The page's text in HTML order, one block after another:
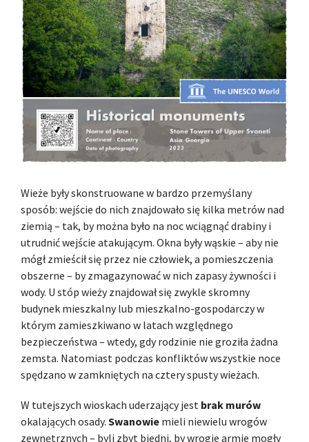
Wieże były skonstruowane w bardzo przemyślany
sposób: wejście do nich znajdowało się kilka metrów nad
ziemią – tak, by można było na noc wciągnąć drabiny i
utrudnić wejście atakującym. Okna były wąskie – aby nie
mógł zmieścił się przez nie człowiek, a pomieszczenia
obszerne – by zmagazynować w nich zapasy żywności i
wody. U stóp wieży znajdował się zwykle skromny
budynek mieszkalny lub mieszkalno-gospodarczy w
którym zamieszkiwano w latach względnego
bezpieczeństwa – wtedy, gdy rodzinie nie groziła żadna
zemsta. Natomiast podczas konfliktów wszystkie noce
spędzano w zamkniętych na cztery spusty wieżach.
W tutejszych wioskach uderzający jest brak murów
okalających osady. Swanowie mieli niewielu wrogów
zewnętrznych – byli zbyt biedni, by wrogie armie mogły